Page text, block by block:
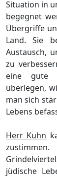
Situation in
begegnet
Übergriffe
Land. Sie
Austausch,
zu
eine gute
überlegen,
man sich stä
Lebens
Herr Kuhn
jüdische